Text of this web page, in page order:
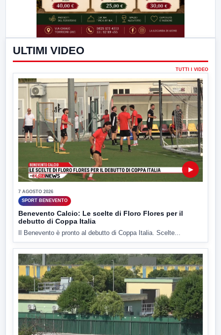
ULTIMI VIDEO
TUTTI I VIDEO
▶
7 AGOSTO 2026
SPORT BENEVENTO
Benevento Calcio: Le scelte di Floro Flores per il
debutto di Coppa Italia
Il Benevento è pronto al debutto di Coppa Italia. Scelte...